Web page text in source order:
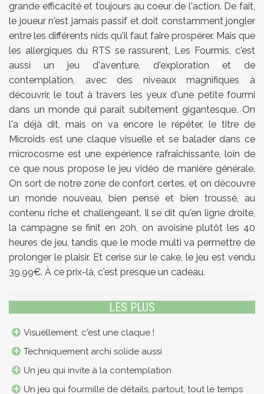
grande efficacité et toujours au coeur de l'action. De fait,
le joueur n'est jamais passif et doit constamment jongler
entre les différents nids qu'il faut faire prospérer. Mais que
les allergiques du RTS se rassurent, Les Fourmis, c'est
aussi un jeu d'aventure, d'exploration et de
contemplation, avec des niveaux magnifiques à
découvrir, le tout à travers les yeux d'une petite fourmi
dans un monde qui paraît subitement gigantesque. On
l'a déjà dit, mais on va encore le répéter, le titre de
Microids est une claque visuelle et se balader dans ce
microcosme est une expérience rafraîchissante, loin de
ce que nous propose le jeu vidéo de manière générale.
On sort de notre zone de confort certes, et on découvre
un monde nouveau, bien pensé et bien troussé, au
contenu riche et challengeant. Il se dit qu'en ligne droite,
la campagne se finit en 20h, on avoisine plutôt les 40
heures de jeu, tandis que le mode multi va permettre de
prolonger le plaisir. Et cerise sur le cake, le jeu est vendu
39,99€. À ce prix-là, c'est presque un cadeau.
LES PLUS
Visuellement, c'est une claque !
Techniquement archi solide aussi
Un jeu qui invite à la contemplation
Un jeu qui fourmille de détails, partout, tout le temps